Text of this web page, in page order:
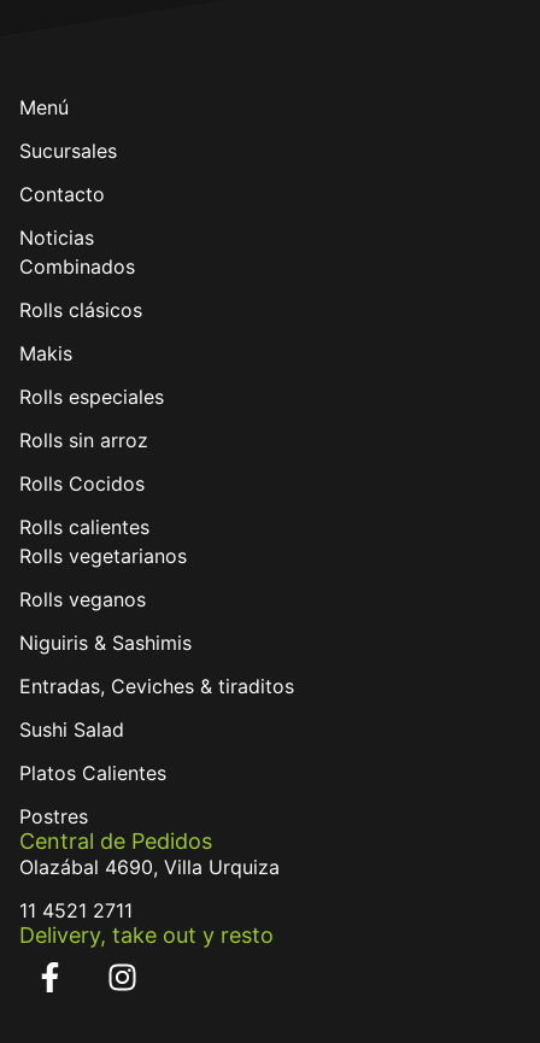
Menú
Sucursales
Contacto
Noticias
Combinados
Rolls clásicos
Makis
Rolls especiales
Rolls sin arroz
Rolls Cocidos
Rolls calientes
Rolls vegetarianos
Rolls veganos
Niguiris & Sashimis
Entradas, Ceviches & tiraditos
Sushi Salad
Platos Calientes
Postres
Central de Pedidos
Olazábal 4690, Villa Urquiza
11 4521 2711
Delivery, take out y resto